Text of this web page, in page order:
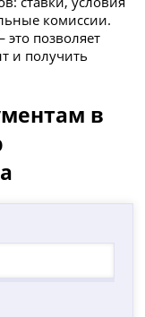
комиссии.
позволяет
и получить
в